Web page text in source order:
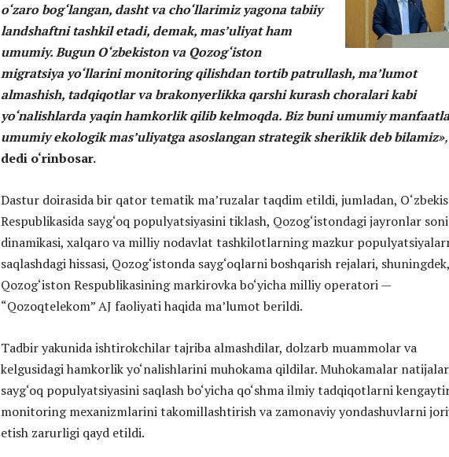
o‘zaro bog‘langan, dasht va cho‘llarimiz yagona tabiiy
landshaftni tashkil etadi, demak, mas’uliyat ham
umumiy. Bugun O‘zbekiston va Qozog‘iston
migratsiya yo‘llarini monitoring qilishdan tortib patrullash, ma’lumot
almashish, tadqiqotlar va brakonyerlikka qarshi kurash choralari kabi
yo‘nalishlarda yaqin hamkorlik qilib kelmoqda. Biz buni umumiy
umumiy ekologik mas’uliyatga asoslangan strategik sheriklik deb bilamiz»
dedi o‘rinbosar.
Dastur doirasida bir qator tematik ma’ruzalar taqdim etildi, jumladan,
Respublikasida sayg‘oq populyatsiyasini tiklash, Qozog‘istondagi jayronlar
dinamikasi, xalqaro va milliy nodavlat tashkilotlarning mazkur
saqlashdagi hissasi, Qozog‘istonda sayg‘oqlarni boshqarish rejalari, shuningdek,
Qozog‘iston Respublikasining markirovka bo‘yicha milliy operatori —
“Qozoqtelekom” AJ faoliyati haqida ma’lumot berildi.
Tadbir yakunida ishtirokchilar tajriba almashdilar, dolzarb muammolar va
kelgusidagi hamkorlik yo‘nalishlarini muhokama qildilar. Muhokamalar
sayg‘oq populyatsiyasini saqlash bo‘yicha qo‘shma ilmiy tadqiqotlarni
monitoring mexanizmlarini takomillashtirish va zamonaviy yondashuvlarni
etish zarurligi qayd etildi.